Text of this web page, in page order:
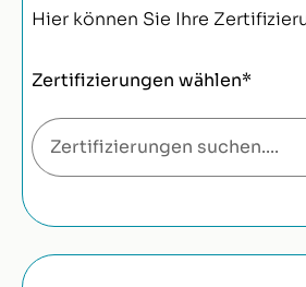
Hier können Sie Ihre
Zertifizierungen wählen*